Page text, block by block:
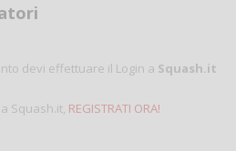
devi effettuare il Login a Squash.it
Squash.it, REGISTRATI ORA!